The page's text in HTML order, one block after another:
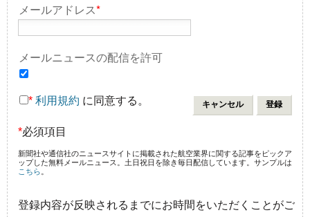
メールアドレス*
メールニュースの配信を許可
* 利用規約 に同意する。
*必須項目
新聞社や通信社のニュースサイトに掲載された航空業界に関する記事をピックア
ップした無料メールニュース。土日祝日を除き毎日配信しています。サンプルは
こちら
登録内容が反映されるまでにお時間をいただくことがご